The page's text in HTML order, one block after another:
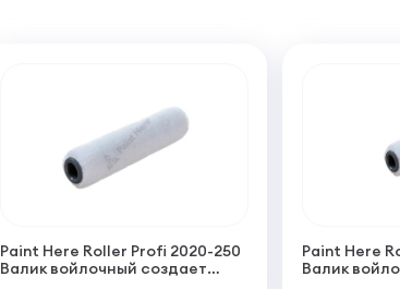
Paint Here Roller Profi 2020-250
Валик войлочный создает
Paint Here
Валик